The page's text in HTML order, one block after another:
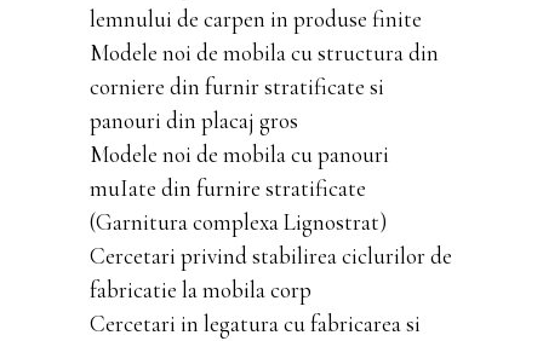
lemnului de carpen in produse finite
Modele noi de mobila cu structura din
corniere din furnir stratificate si
panouri din placaj gros
Modele noi de mobila cu panouri
muIate din furnire stratificate
(Garnitura complexa Lignostrat)
Cercetari privind stabilirea ciclurilor de
fabricatie la mobila corp
Cercetari in legatura cu fabricarea si